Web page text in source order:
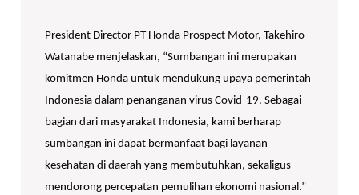
President Director PT Honda Prospect Motor, Takehiro
Watanabe menjelaskan, “Sumbangan ini merupakan
komitmen Honda untuk mendukung upaya pemerintah
Indonesia dalam penanganan virus Covid-19. Sebagai
bagian dari masyarakat Indonesia, kami berharap
sumbangan ini dapat bermanfaat bagi layanan
kesehatan di daerah yang membutuhkan, sekaligus
mendorong percepatan pemulihan ekonomi nasional.”